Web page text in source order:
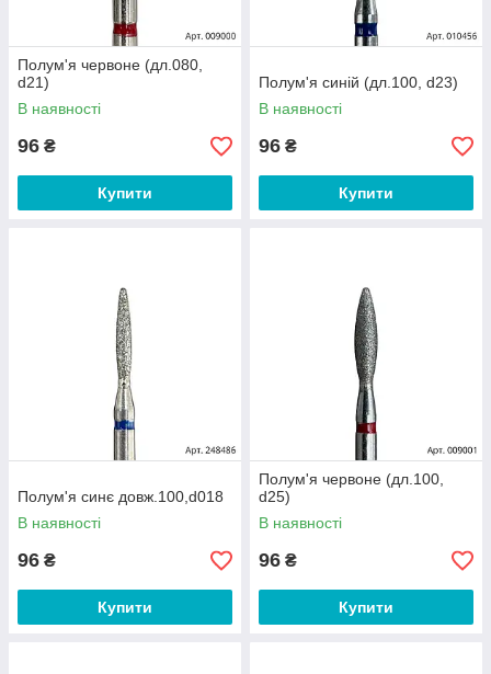
Полум'я червоне (дл.080,
d21)
В наявності
96 ₴
Купити
Полум'я синій (дл.100, d23)
В наявності
96 ₴
Купити
Полум'я синє довж.100,d018
В наявності
96 ₴
Купити
Полум'я червоне (дл.100,
d25)
В наявності
96 ₴
Купити